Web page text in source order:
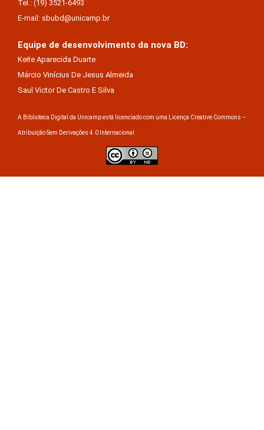
Tel.: (19) 3521-6493
E-mail: sbubd@unicamp.br
Equipe de desenvolvimento da nova BD:
Keite Aparecida Duarte
Márcio Vinícius De Jesus Almeida
Saul Victor De Castro E Silva
A Biblioteca Digital da Unicamp está licenciado com uma Licença Creative Commons –
Atribuição Sem Derivações 4.0 Internacional